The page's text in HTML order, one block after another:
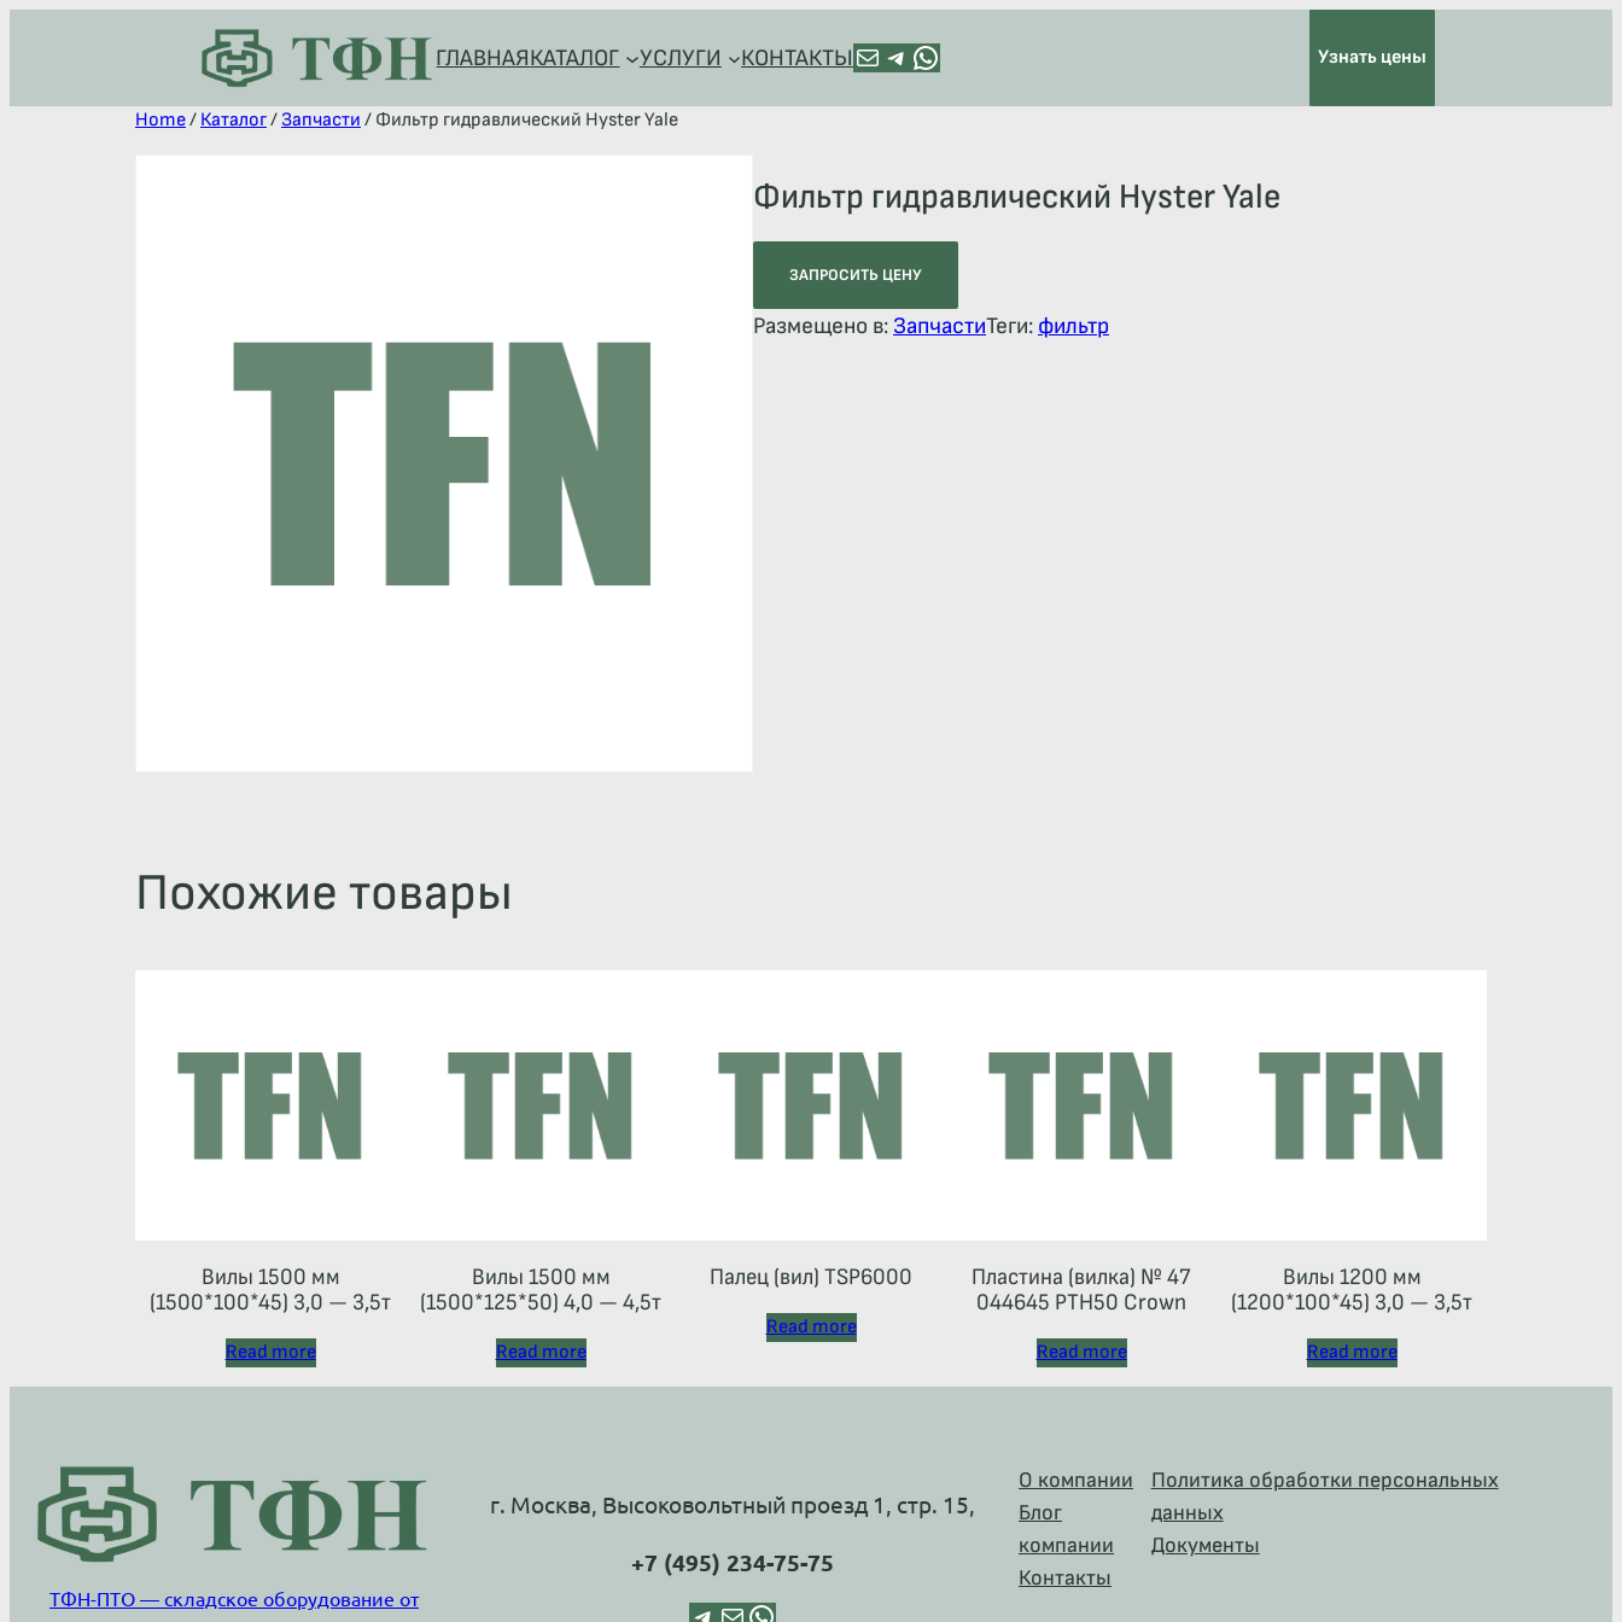
ГЛАВНАЯКАТАЛОГ УСЛУГИ КОНТАКТЫПОЧТА TELEGRAM HTTPS://WA.ME/+79128918544 Узнать цены
Home/ Каталог/ Запчасти / Фильтр гидравлический Hyster Yale
Фильтр гидравлический Hyster Yale
ЗАПРОСИТЬ ЦЕНУ
Размещено в: ЗапчастиТеги: фильтр
Похожие товары
Вилы 1500 мм
(1500*100*45) 3,0 — 3,5т
Read more
Вилы 1500 мм
(1500*125*50) 4,0 — 4,5т
Read more
Палец (вил) TSP6000
Read more
Пластина (вилка) № 47
044645 РТН50 Crown
Read more
Вилы 1200 мм
(1200*100*45) 3,0 — 3,5т
Read more
ТФН-ПТО — складское оборудование от
г. Москва, Высоковольтный проезд 1, стр. 15,
+7 (495) 234-75-75
О компании
Блог
компании
Контакты
Политика обработки персональных
данных
Документы